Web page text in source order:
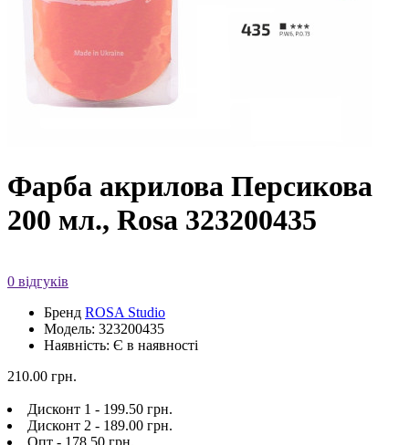
Фарба акрилова Персикова
200 мл., Rosa 323200435
0 відгуків
Бренд ROSA Studio
Модель: 323200435
Наявність: Є в наявності
210.00 грн.
Дисконт 1 - 199.50 грн.
Дисконт 2 - 189.00 грн.
Опт - 178.50 грн.